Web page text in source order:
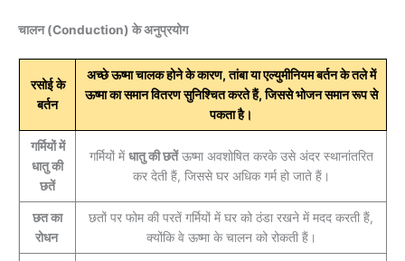
चालन (Conduction) के अनुप्रयोग
रसोई के
बर्तन
अच्छे ऊष्मा चालक होने के कारण, तांबा या एल्युमीनियम बर्तन के तले में
ऊष्मा का समान वितरण सुनिश्चित करते हैं, जिससे भोजन समान रूप से
पकता है।
गर्मियों में
धातु की
छतें
गर्मियों मेंधातु की छतेंऊष्मा अवशोषित करके उसे अंदर स्थानांतरित
कर देती हैं, जिससे घर अधिक गर्म हो जाते हैं।
छत का
रोधन
छतों पर फोम की परतें गर्मियों में घर को ठंडा रखने में मदद करती हैं,
क्योंकि वे ऊष्मा के चालन को रोकती हैं।